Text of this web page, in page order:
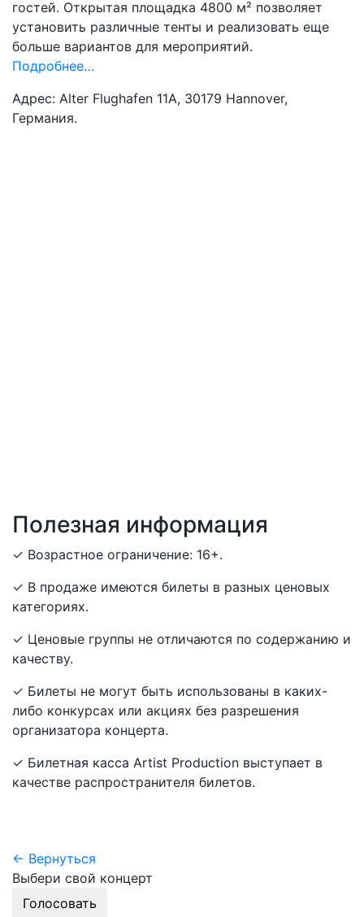
гостей. Открытая площадка 4800 м² позволяет
установить различные тенты и реализовать еще
больше вариантов для мероприятий.
Подробнее…
Адрес: Alter Flughafen 11A, 30179 Hannover,
Германия.
Полезная информация
✓ Возрастное ограничение: 16+.
✓ В продаже имеются билеты в разных ценовых
категориях.
✓ Ценовые группы не отличаются по содержанию и
качеству.
✓ Билеты не могут быть использованы в каких-
либо конкурсах или акциях без разрешения
организатора концерта.
✓ Билетная касса Artist Production выступает в
качестве распространителя билетов.
← Вернуться
Выбери свой концерт
Голосовать